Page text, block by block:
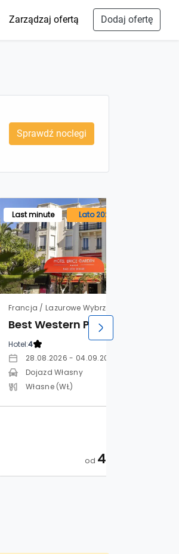
Zarządzaj ofertą Dodaj ofertę
Sprawdź noclegi
Last minute Lato 2026
Francja / Lazurowe Wybrzeże / Nicea
Hotel:4
28.08.2026 - 04.09.2026
Dojazd Własny
Własne (WŁ)
od 4 329